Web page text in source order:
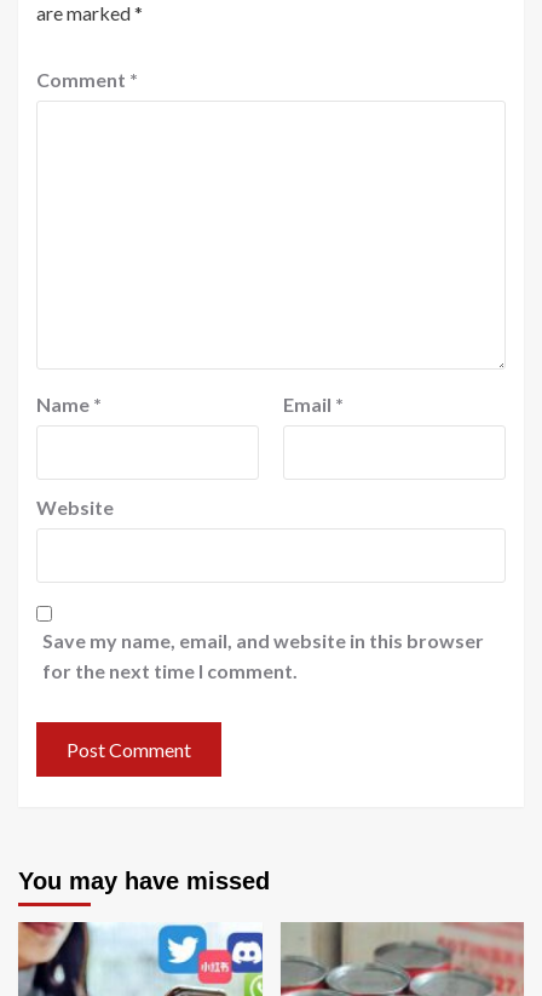
are marked*
Comment *
Name * Email *
Website
Save my name, email, and website in this browser
for the next time I comment.
You may have missed